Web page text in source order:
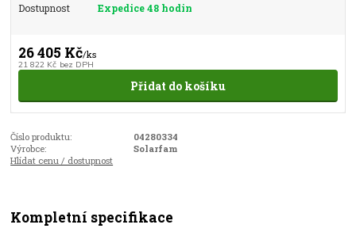
Dostupnost Expedice 48 hodin
26 405 Kč/ks
21 822 Kč bez DPH
Přidat do košíku
Číslo produktu:
04280334
Výrobce:
Solarfam
Hlídat cenu / dostupnost
Kompletní specifikace